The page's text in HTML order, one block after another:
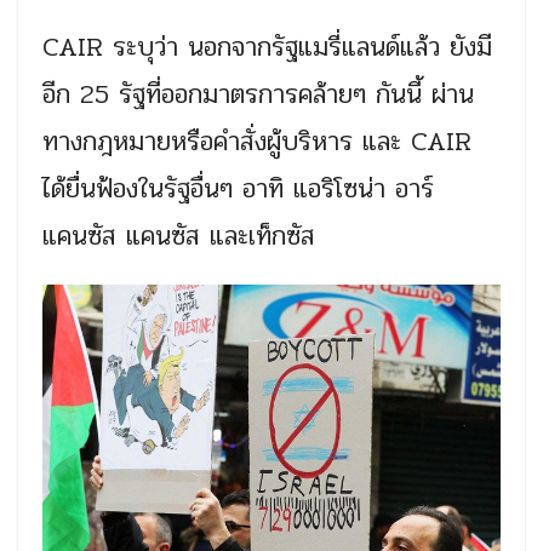
CAIR ระบุว่า นอกจากรัฐแมรี่แลนด์แล้ว ยังมี
อีก 25 รัฐที่ออกมาตรการคล้ายๆ กันนี้ ผ่าน
ทางกฎหมายหรือคำสั่งผู้บริหาร และ CAIR
ได้ยื่นฟ้องในรัฐอื่นๆ อาทิ แอริโซน่า อาร์
แคนซัส แคนซัส และเท็กซัส